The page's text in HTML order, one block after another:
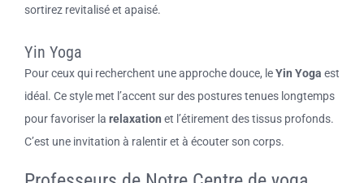
sortirez revitalisé et apaisé.
Yin Yoga
Pour ceux qui recherchent une approche douce, leYin Yoga est
idéal. Ce style met l’accent sur des postures tenues longtemps
pour favoriser la relaxation et l’étirement des tissus profonds.
C’est une invitation à ralentir et à écouter son corps.